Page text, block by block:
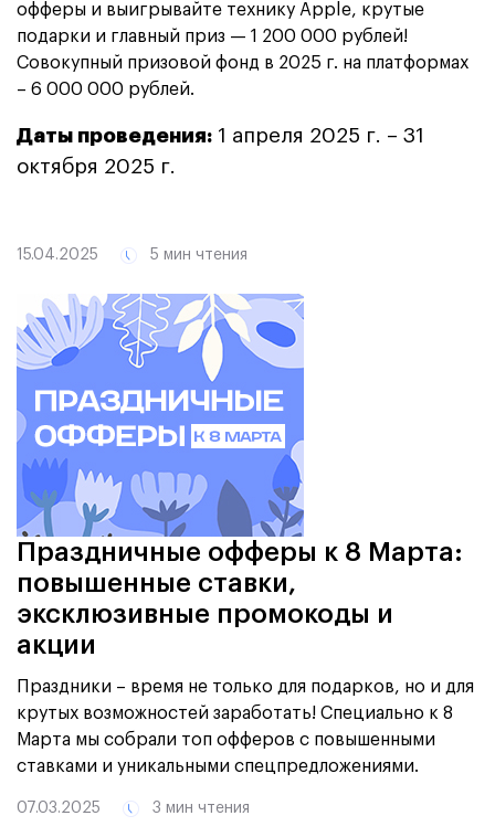
офферы и выигрывайте технику Apple, крутые
подарки и главный приз — 1 200 000 рублей!
Совокупный призовой фонд в 2025 г. на платформах
– 6 000 000 рублей.
Даты проведения: 1 апреля 2025 г. – 31
октября 2025 г.
15.04.2025 5 мин чтения
Праздничные офферы к 8 Марта:
повышенные ставки,
эксклюзивные промокоды и
акции
Праздники – время не только для подарков, но и для
крутых возможностей заработать! Специально к 8
Марта мы собрали топ офферов с повышенными
ставками и уникальными спецпредложениями.
07.03.2025 3 мин чтения